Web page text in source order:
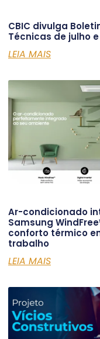
CBIC divulga
Técnicas de julho
LEIA MAIS
Ar-condicionado
Samsung
conforto térmico
trabalho
LEIA MAIS